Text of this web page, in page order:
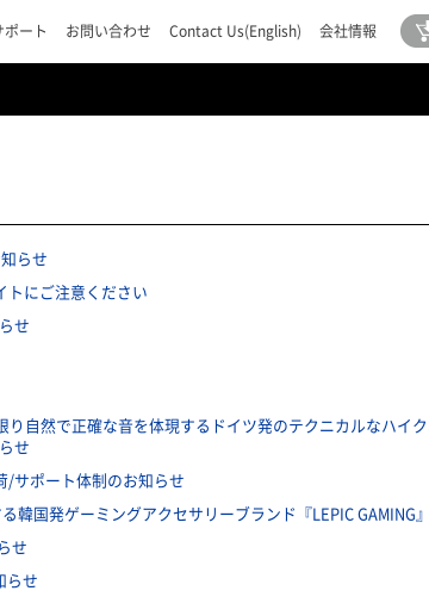
ポート お問い合わせ Contact Us(English) 会社情報
らせ
トにご注意ください
せ
り自然で正確な音を体現するドイツ発のテクニカルなハイ
せ
/サポート体制のお知らせ
韓国発ゲーミングアクセサリーブランド『LEPIC GAMING
せ
らせ